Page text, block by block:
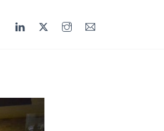
LINKEDIN TWITTERINSTAGRAM